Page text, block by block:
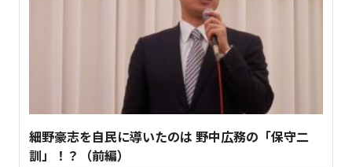
細野豪志を自民に導いたのは 野中広務の「保守二
訓」！？（前編）